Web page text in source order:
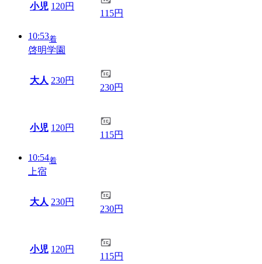
小児 120円
115円
10:53着
啓明学園
大人 230円
230円
小児 120円
115円
10:54着
上宿
大人 230円
230円
小児 120円
115円